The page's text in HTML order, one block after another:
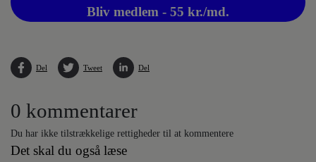
Bliv medlem - 55 kr./md.
Del Tweet Del
0 kommentarer
Du har ikke tilstrækkelige rettigheder til at kommentere
Det skal du også læse